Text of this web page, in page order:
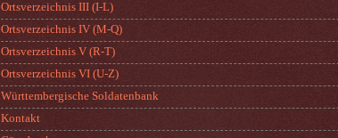
Ortsverzeichnis III (I-L)
Ortsverzeichnis IV (M-Q)
Ortsverzeichnis V (R-T)
Ortsverzeichnis VI (U-Z)
Württembergische Soldatenbank
Kontakt